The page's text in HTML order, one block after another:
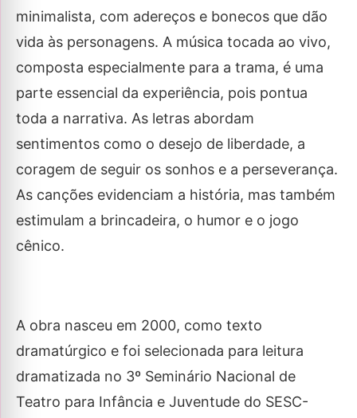
minimalista, com adereços e bonecos que dão
vida às personagens. A música tocada ao vivo,
composta especialmente para a trama, é uma
parte essencial da experiência, pois pontua
toda a narrativa. As letras abordam
sentimentos como o desejo de liberdade, a
coragem de seguir os sonhos e a perseverança.
As canções evidenciam a história, mas também
estimulam a brincadeira, o humor e o jogo
cênico.
A obra nasceu em 2000, como texto
dramatúrgico e foi selecionada para leitura
dramatizada no 3º Seminário Nacional de
Teatro para Infância e Juventude do SESC-